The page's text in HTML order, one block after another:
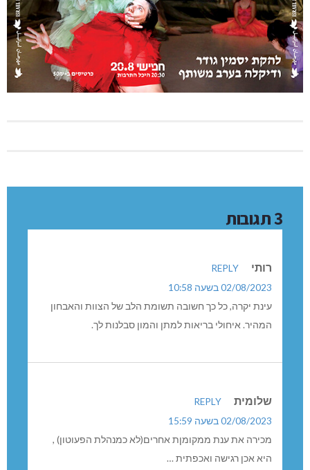
3 תגובות
רותי
REPLY
02/08/2023 בשעה 10:58
עינת יקרה, כל כך חשובה תשומת הלב של הצוות והאבחון
המהיר. איחולי בריאות למתן והמון סבלנות לך.
שלומית
REPLY
02/08/2023 בשעה 15:59
מכירה את ענת ממקומןת אחרים(לא כמנהלת הפעוטון) ,
היא אכן רגישה ואכפתית …